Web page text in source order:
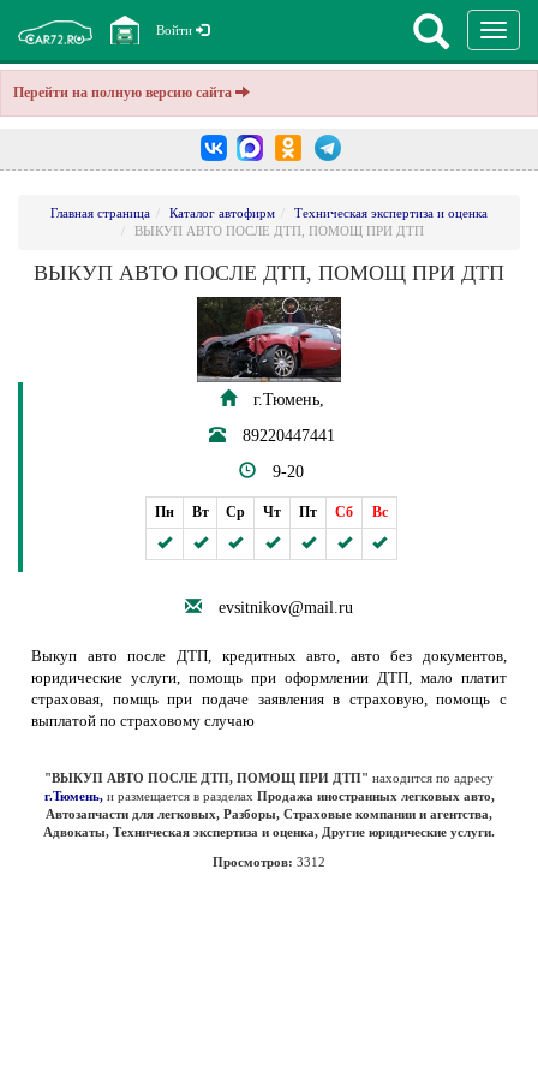
Перейти на полную версию сайта
Войти
Главная страница Каталог автофирм
Техническая экспертиза и оценка
ВЫКУП АВТО ПОСЛЕ ДТП, ПОМОЩ ПРИ ДТП
ВЫКУП АВТО ПОСЛЕ ДТП, ПОМОЩ ПРИ ДТП
г.Тюмень,
89220447441
9-20
Пн Вт Ср Чт Пт Сб Вс
evsitnikov@mail.ru
Выкуп авто после ДТП, кредитных авто, авто без документов,
юридические услуги, помощь при оформлении ДТП, мало платит
страховая, помщь при подаче заявления в страховую, помощь с
выплатой по страховому случаю
"ВЫКУП АВТО ПОСЛЕ ДТП, ПОМОЩ ПРИ ДТП" находится по адресу
г.Тюмень, и размещается в разделах Продажа иностранных легковых авто,
Автозапчасти для легковых, Разборы, Страховые компании и агентства,
Адвокаты, Техническая экспертиза и оценка, Другие юридические услуги.
Просмотров: 3312